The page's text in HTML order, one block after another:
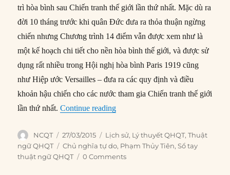
trì hòa bình sau Chiến tranh thế giới lần thứ nhất. Mặc dù ra
đời 10 tháng trước khi quân Đức đưa ra thỏa thuận ngừng
chiến nhưng Chương trình 14 điểm vẫn được xem như là
một kế hoạch chi tiết cho nền hòa bình thế giới, và được sử
dụng rất nhiều trong Hội nghị hòa bình Paris 1919 cũng
như Hiệp ước Versailles – đưa ra các quy định và điều
khoản hậu chiến cho các nước tham gia Chiến tranh thế giới
lần thứ nhất.Continue reading“Chương trình 14 điểm (Fourteen
Author
NCQT
Posted
on
27/03/2015 Categories
Lịch sử, Lý thuyết QHQT,Thuật
ngữ QHQT
Tags
Chủ nghĩa tự do, Phạm Thủy Tiên,Sổ tay
thuật ngữ QHQT
0 Comments